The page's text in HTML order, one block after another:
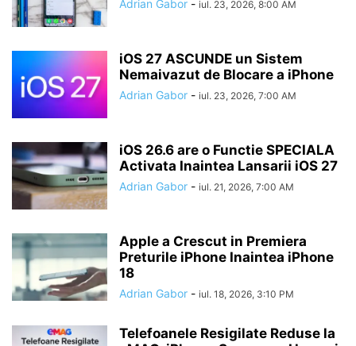
Adrian Gabor - iul. 23, 2026, 8:00 AM
iOS 27 ASCUNDE un Sistem
Nemaivazut de Blocare a iPhone
Adrian Gabor - iul. 23, 2026, 7:00 AM
iOS 26.6 are o Functie SPECIALA
Activata Inaintea Lansarii iOS 27
Adrian Gabor - iul. 21, 2026, 7:00 AM
Apple a Crescut in Premiera
Preturile iPhone Inaintea iPhone
18
Adrian Gabor - iul. 18, 2026, 3:10 PM
Telefoanele Resigilate Reduse la